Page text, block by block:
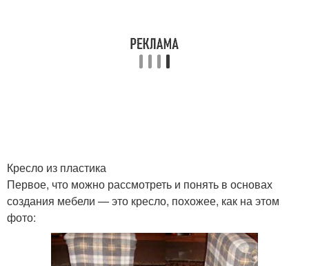
Кресло из пластика
Первое, что можно рассмотреть и понять в основах
создания мебели — это кресло, похожее, как на этом
фото: